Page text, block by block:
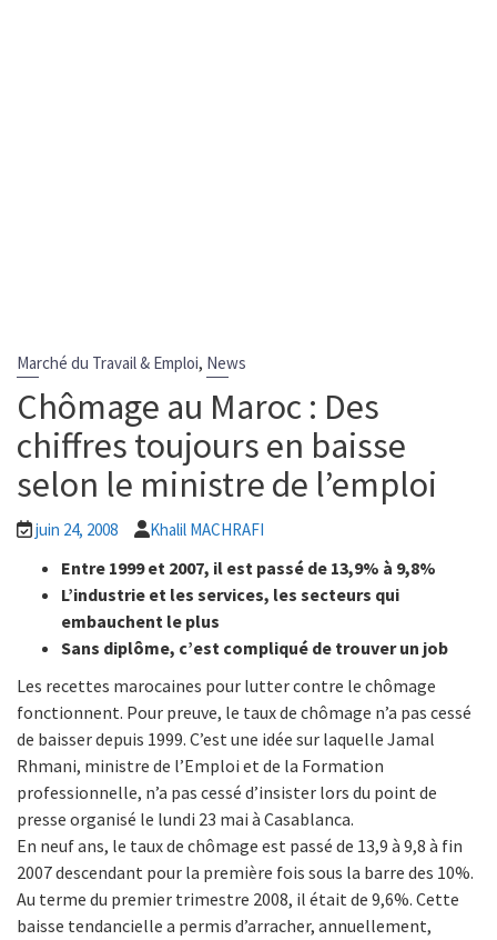
Marché du Travail & Emploi, News
Chômage au Maroc : Des
chiffres toujours en baisse
selon le ministre de l’emploi
juin 24, 2008 Khalil MACHRAFI
Entre 1999 et 2007, il est passé de 13,9% à 9,8%
L’industrie et les services, les secteurs qui
embauchent le plus
Sans diplôme, c’est compliqué de trouver un job
Les recettes marocaines pour lutter contre le chômage
fonctionnent. Pour preuve, le taux de chômage n’a pas cessé
de baisser depuis 1999. C’est une idée sur laquelle Jamal
Rhmani, ministre de l’Emploi et de la Formation
professionnelle, n’a pas cessé d’insister lors du point de
presse organisé le lundi 23 mai à Casablanca.
En neuf ans, le taux de chômage est passé de 13,9 à 9,8 à fin
2007 descendant pour la première fois sous la barre des 10%.
Au terme du premier trimestre 2008, il était de 9,6%. Cette
baisse tendancielle a permis d’arracher, annuellement,